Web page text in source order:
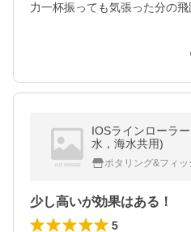
力一杯振っても気張った分の飛
IOSラインローラ
水，海水共用)
ポタリング&フィ
少し高いが効果はある！
5